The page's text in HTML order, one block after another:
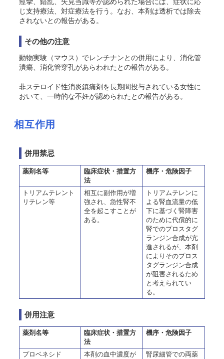
じ支持療法、対症療法を行う。なお、本剤は透析では除去
されないとの報告がある。
その他の注意
動物実験（マウス）でレンチナンとの併用により、消化管
潰瘍、消化管穿孔があらわれたとの報告がある。
非ステロイド性消炎鎮痛剤を長期間投与されている女性に
おいて、一時的な不妊が認められたとの報告がある。
相互作用
併用禁忌
薬剤名等
臨床症状・措置方
法
機序・危険因子
トリアムテレント
リテレン等
相互に副作用が増
強され、急性腎不
全を起こすことが
ある。
トリアムテレンに
よる腎血流量の低
下に基づく腎障害
のために代償的に
腎でのプロスタグ
ランジン合成が亢
進されるが、本剤
によりそのプロス
タグランジン合成
が阻害されるため
と考えられてい
る。
併用注意
薬剤名等
臨床症状・措置方
法
機序・危険因子
プロベネシド
本剤の血中濃度が
腎尿細管での両薬